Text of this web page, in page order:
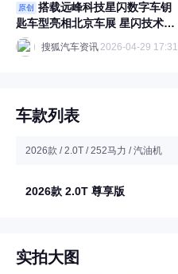
原创
搭载远峰科技星闪数字车钥
匙车型亮相北京车展 星闪技术赋
能中国汽车高质量出海
搜狐汽车资讯2026-04-29 17:31
车款列表
2026款 / 2.0T / 252马力 / 汽油机
2026款 2.0T 尊享版
实拍大图